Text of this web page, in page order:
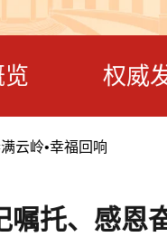
览 权威
云岭•幸福回响
嘱托、感恩